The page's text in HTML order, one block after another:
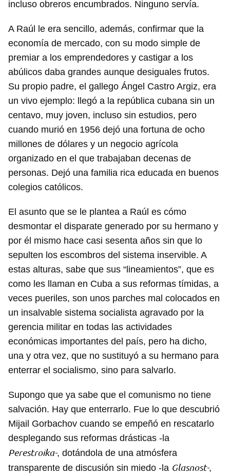
incluso obreros encumbrados. Ninguno servía.
A Raúl le era sencillo, además, confirmar que la
economía de mercado, con su modo simple de
premiar a los emprendedores y castigar a los
abúlicos daba grandes aunque desiguales frutos.
Su propio padre, el gallego Ángel Castro Argiz, era
un vivo ejemplo: llegó a la república cubana sin un
centavo, muy joven, incluso sin estudios, pero
cuando murió en 1956 dejó una fortuna de ocho
millones de dólares y un negocio agrícola
organizado en el que trabajaban decenas de
personas. Dejó una familia rica educada en buenos
colegios católicos.
El asunto que se le plantea a Raúl es cómo
desmontar el disparate generado por su hermano y
por él mismo hace casi sesenta años sin que lo
sepulten los escombros del sistema inservible. A
estas alturas, sabe que sus “lineamientos”, que es
como les llaman en Cuba a sus reformas tímidas, a
veces pueriles, son unos parches mal colocados en
un insalvable sistema socialista agravado por la
gerencia militar en todas las actividades
económicas importantes del país, pero ha dicho,
una y otra vez, que no sustituyó a su hermano para
enterrar el socialismo, sino para salvarlo.
Supongo que ya sabe que el comunismo no tiene
salvación. Hay que enterrarlo. Fue lo que descubrió
Mijail Gorbachov cuando se empeñó en rescatarlo
desplegando sus reformas drásticas -la
Perestroika-, dotándola de una atmósfera
transparente de discusión sin miedo -la Glasnost-,